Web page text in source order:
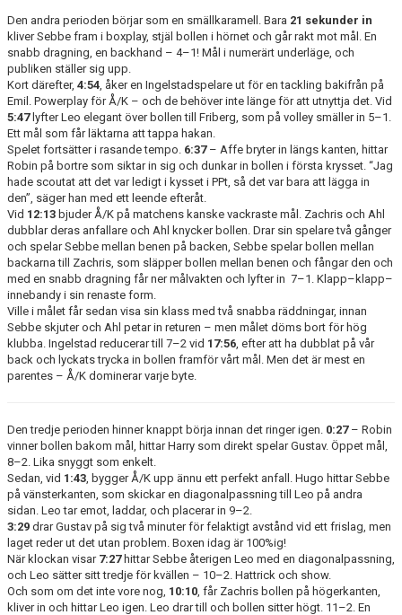
Den andra perioden börjar som en smällkaramell. Bara 21 sekunder in
kliver Sebbe fram i boxplay, stjäl bollen i hörnet och går rakt mot mål. En
snabb dragning, en backhand – 4–1! Mål i numerärt underläge, och
publiken ställer sig upp.
Kort därefter, 4:54, åker en Ingelstadspelare ut för en tackling bakifrån på
Emil. Powerplay för Å/K – och de behöver inte länge för att utnyttja det. Vid
5:47lyfter Leo elegant över bollen till Friberg, som på volley smäller in 5–1.
Ett mål som får läktarna att tappa hakan.
Spelet fortsätter i rasande tempo. 6:37– Affe bryter in längs kanten, hittar
Robin på bortre som siktar in sig och dunkar in bollen i första krysset. “Jag
hade scoutat att det var ledigt i kysset i PPt, så det var bara att lägga in
den”, säger han med ett leende efteråt.
Vid 12:13 bjuder Å/K på matchens kanske vackraste mål. Zachris och Ahl
dubblar deras anfallare och Ahl knycker bollen. Drar sin spelare två gånger
och spelar Sebbe mellan benen på backen, Sebbe spelar bollen mellan
backarna till Zachris, som släpper bollen mellan benen och fångar den och
med en snabb dragning får ner målvakten och lyfter in 7–1. Klapp–klapp–
innebandy i sin renaste form.
Ville i målet får sedan visa sin klass med två snabba räddningar, innan
Sebbe skjuter och Ahl petar in returen – men målet döms bort för hög
klubba. Ingelstad reducerar till 7–2 vid 17:56, efter att ha dubblat på vår
back och lyckats trycka in bollen framför vårt mål. Men det är mest en
parentes – Å/K dominerar varje byte.
Den tredje perioden hinner knappt börja innan det ringer igen. 0:27– Robin
vinner bollen bakom mål, hittar Harry som direkt spelar Gustav. Öppet mål,
8–2. Lika snyggt som enkelt.
Sedan, vid 1:43, bygger Å/K upp ännu ett perfekt anfall. Hugo hittar Sebbe
på vänsterkanten, som skickar en diagonalpassning till Leo på andra
sidan. Leo tar emot, laddar, och placerar in 9–2.
3:29 drar Gustav på sig två minuter för felaktigt avstånd vid ett frislag, men
laget reder ut det utan problem. Boxen idag är 100%ig!
När klockan visar 7:27hittar Sebbe återigen Leo med en diagonalpassning,
och Leo sätter sitt tredje för kvällen – 10–2. Hattrick och show.
Och som om det inte vore nog, 10:10, får Zachris bollen på högerkanten,
kliver in och hittar Leo igen. Leo drar till och bollen sitter högt. 11–2. En